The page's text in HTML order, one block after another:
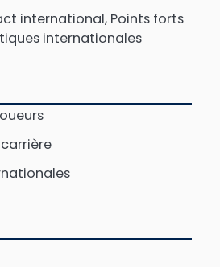
international, Points forts
internationales